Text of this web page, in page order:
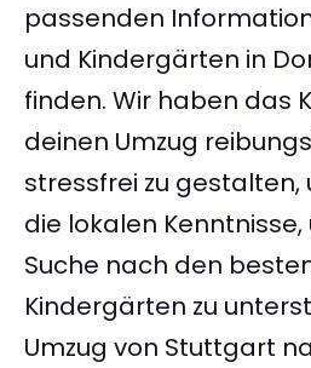
passenden
und Kindergärten in
finden. Wir haben das
deinen Umzug
stressfrei zu gestalten,
die lokalen
Suche nach den
Kindergärten zu
Umzug von Stuttgart